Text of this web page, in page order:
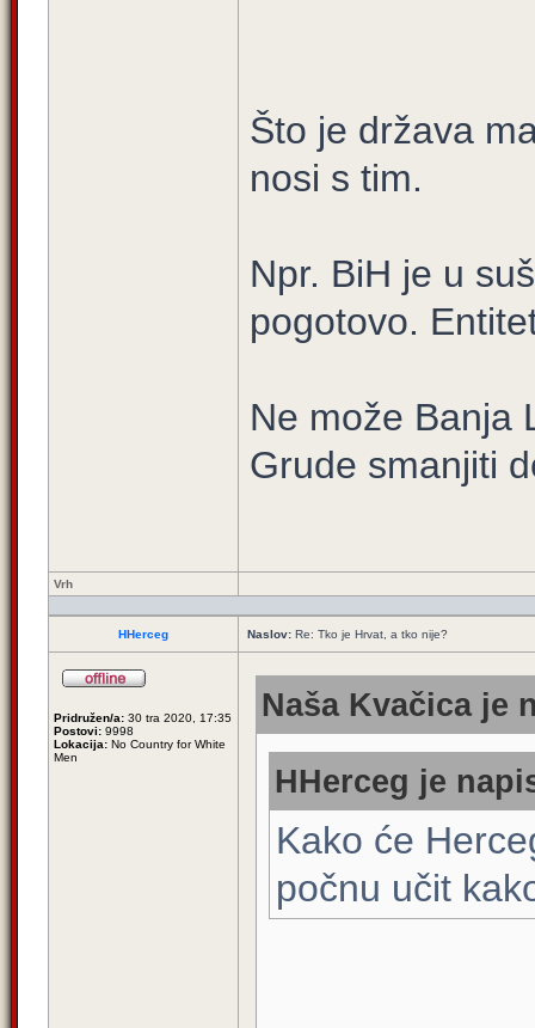
Što je država
nosi s tim.
Npr. BiH je u
pogotovo.
Ne može Banja
Grude smanjiti
Vrh
HHerceg Naslov: Re: Tko je Hrvat, a tko nije?
Pridružen/a: 30 tra 2020, 17:35
Postovi: 9998
Lokacija: No Country for White
Men
Naša Kvačica je
HHerceg je
Kako će
počnu učit